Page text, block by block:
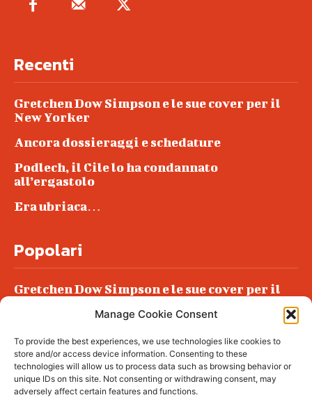
Manage Cookie Consent
To provide the best experiences, we use technologies like cookies to
store and/or access device information. Consenting to these
technologies will allow us to process data such as browsing behavior or
unique IDs on this site. Not consenting or withdrawing consent, may
adversely affect certain features and functions.
Recenti
Gretchen Dow Simpson e le sue cover per il
New Yorker
Ancora dossieraggi e schedature
Podlech, il Cile lo ha condannato
all’ergastolo
Era ubriaca…
Popolari
Gretchen Dow Simpson e le sue cover per il
Podlech, il Cile lo ha condannato
all’ergastolo
Era ubriaca…